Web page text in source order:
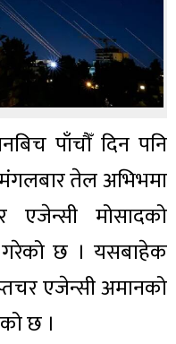
पाँचौँ दिन पनि
मंगलबार तेल अभिभमा
एजेन्सी मोसादको
छ । यसबाहेक
एजेन्सी अमानको
छ ।